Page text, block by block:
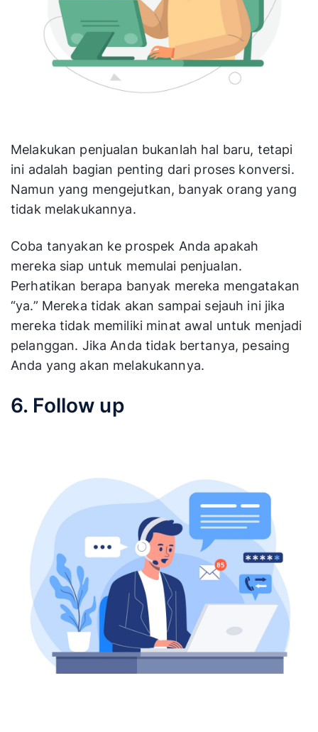
Melakukan penjualan bukanlah hal baru, tetapi
ini adalah bagian penting dari proses konversi.
tidak melakukannya.
Perhatikan berapa banyak mereka mengatakan
“ya.” Mereka tidak akan sampai sejauh ini jika
mereka tidak memiliki minat awal untuk menjadi
pelanggan. Jika Anda tidak bertanya, pesaing
Anda yang akan melakukannya.
6. Follow up